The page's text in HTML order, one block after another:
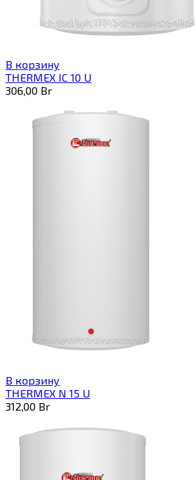
В корзину
THERMEX IC 10 U
306,00 Br
В корзину
THERMEX N 15 U
312,00 Br